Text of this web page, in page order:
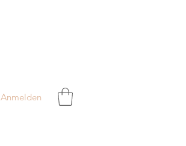
Anmelden